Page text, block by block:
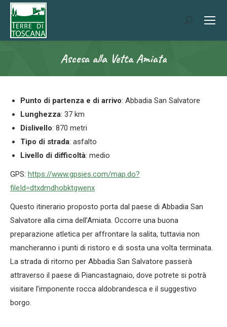
Search:
Ascesa alla Vetta Amiata
Punto di partenza e di arrivo: Abbadia San Salvatore
Lunghezza: 37 km
Dislivello: 870 metri
Tipo di strada: asfalto
Livello di difficoltà: medio
GPS: https://www.gpsies.com/map.do?
fileId=dtxdmdhobktgwenx
Questo itinerario proposto porta dal paese di Abbadia San
Salvatore alla cima dell’Amiata. Occorre una buona
preparazione atletica per affrontare la salita, tuttavia non
mancheranno i punti di ristoro e di sosta una volta terminata.
La strada di ritorno per Abbadia San Salvatore passerà
attraverso il paese di Piancastagnaio, dove potrete si potrà
visitare l’imponente rocca aldobrandesca e il suggestivo
borgo.